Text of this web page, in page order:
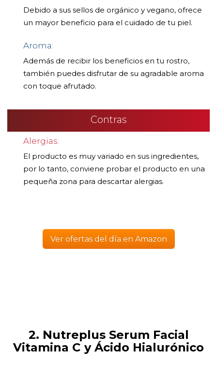
Debido a sus sellos de orgánico y vegano, ofrece
un mayor beneficio para el cuidado de tu piel.
Aroma:
Además de recibir los beneficios en tu rostro,
también puedes disfrutar de su agradable aroma
con toque afrutado.
Contras
Alergias:
El producto es muy variado en sus ingredientes,
por lo tanto, conviene probar el producto en una
pequeña zona para descartar alergias.
Ver ofertas del día en Amazon
2. Nutreplus Serum Facial
Vitamina C y Ácido Hialurónico